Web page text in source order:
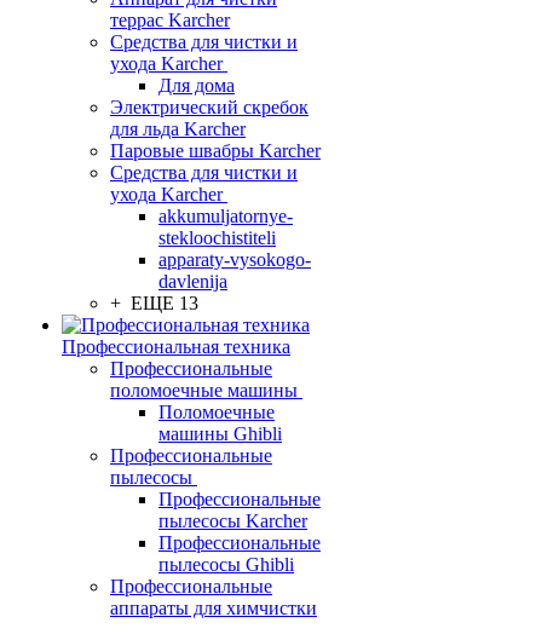
террас Karcher
Средства для чистки и
ухода Karcher
Для дома
Электрический скребок
для льда Karcher
Паровые швабры Karcher
Средства для чистки и
ухода Karcher
akkumuljatornye-
stekloochistiteli
apparaty-vysokogo-
davlenija
+ ЕЩЕ 13
Профессиональная техника
Профессиональные
поломоечные машины
Поломоечные
машины Ghibli
Профессиональные
пылесосы
Профессиональные
пылесосы Karcher
Профессиональные
пылесосы Ghibli
Профессиональные
аппараты для химчистки